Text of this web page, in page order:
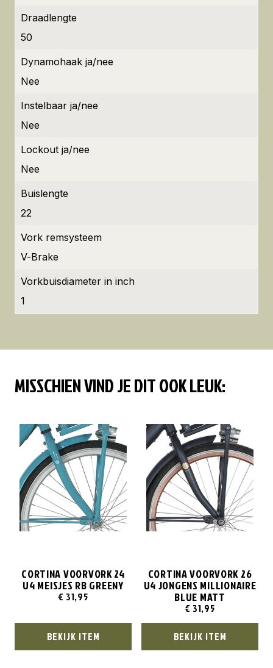
Draadlengte
50
Dynamohaak ja/nee
Nee
Instelbaar ja/nee
Nee
Lockout ja/nee
Nee
Buislengte
22
Vork remsysteem
V-Brake
Vorkbuisdiameter in inch
1
MISSCHIEN VIND JE DIT OOK LEUK:
CORTINA VOORVORK 24
U4 MEISJES RB GREENY
€ 31,95
BEKIJK ITEM
CORTINA VOORVORK 26
U4 JONGENS MILLIONAIRE
BLUE MATT
€ 31,95
BEKIJK ITEM